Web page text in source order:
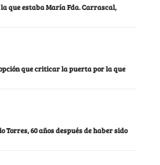
que estaba María Fda. Carrascal,
que criticar la puerta por la que
60 años después de haber sido